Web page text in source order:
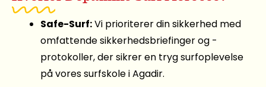
Safe-Surf:Vi prioriterer din sikkerhed med
omfattende sikkerhedsbriefinger og -
protokoller, der sikrer en tryg surfoplevelse
på vores surfskole i Agadir.